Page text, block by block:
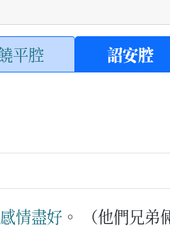
平腔 詔安腔
感情盡好 。
（他們兄弟